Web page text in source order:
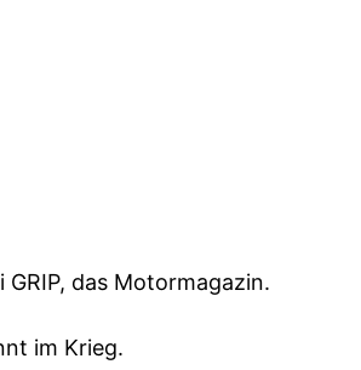
das Motormagazin.
im Krieg.